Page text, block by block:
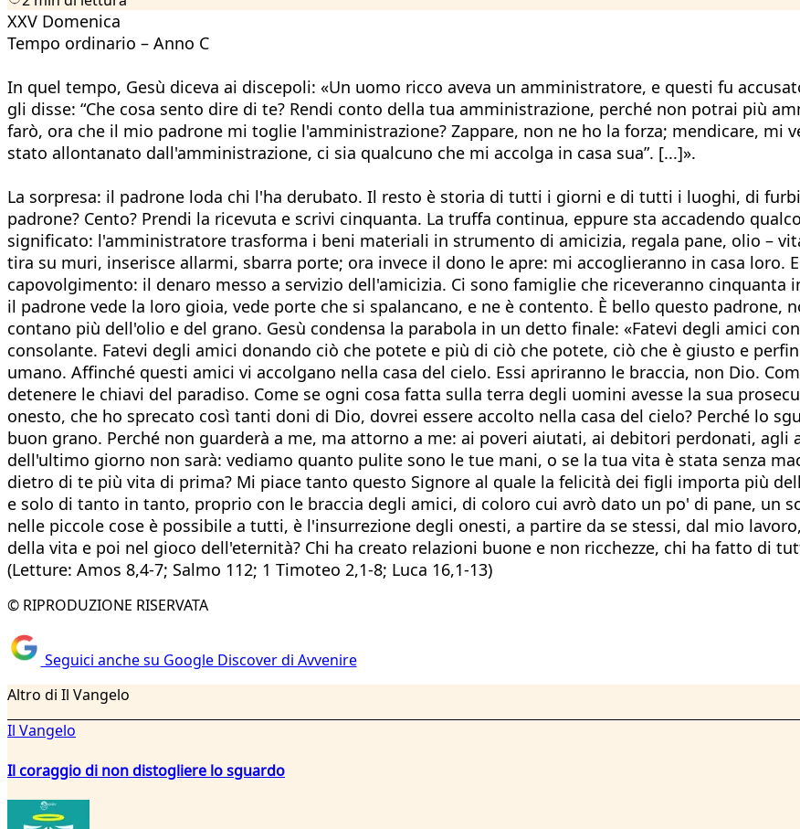
XXV Domenica
Tempo ordinario – Anno C
In quel tempo, Gesù diceva ai discepoli: «Un uomo ricco aveva un amministratore, e questi fu
gli disse: “Che cosa sento dire di te? Rendi conto della tua amministrazione, perché non potrai più
farò, ora che il mio padrone mi toglie l'amministrazione? Zappare, non ne ho la forza; mendicare, mi
stato allontanato dall'amministrazione, ci sia qualcuno che mi accolga in casa sua”. [...]».
La sorpresa: il padrone loda chi l'ha derubato. Il resto è storia di tutti i giorni e di tutti i luoghi, di
padrone? Cento? Prendi la ricevuta e scrivi cinquanta. La truffa continua, eppure sta accadendo
significato: l'amministratore trasforma i beni materiali in strumento di amicizia, regala pane, olio –
tira su muri, inserisce allarmi, sbarra porte; ora invece il dono le apre: mi accoglieranno in casa loro.
capovolgimento: il denaro messo a servizio dell'amicizia. Ci sono famiglie che riceveranno
il padrone vede la loro gioia, vede porte che si spalancano, e ne è contento. È bello questo padrone,
contano più dell'olio e del grano. Gesù condensa la parabola in un detto finale: «Fatevi degli amici
consolante. Fatevi degli amici donando ciò che potete e più di ciò che potete, ciò che è giusto e
umano. Affinché questi amici vi accolgano nella casa del cielo. Essi apriranno le braccia, non Dio.
detenere le chiavi del paradiso. Come se ogni cosa fatta sulla terra degli uomini avesse la sua
onesto, che ho sprecato così tanti doni di Dio, dovrei essere accolto nella casa del cielo? Perché lo
buon grano. Perché non guarderà a me, ma attorno a me: ai poveri aiutati, ai debitori perdonati, agli
dell'ultimo giorno non sarà: vediamo quanto pulite sono le tue mani, o se la tua vita è stata senza
dietro di te più vita di prima? Mi piace tanto questo Signore al quale la felicità dei figli importa più
e solo di tanto in tanto, proprio con le braccia degli amici, di coloro cui avrò dato un po' di pane, un
nelle piccole cose è possibile a tutti, è l'insurrezione degli onesti, a partire da se stessi, dal mio
della vita e poi nel gioco dell'eternità? Chi ha creato relazioni buone e non ricchezze, chi ha fatto di
(Letture: Amos 8,4-7; Salmo 112; 1 Timoteo 2,1-8; Luca 16,1-13)
© RIPRODUZIONE RISERVATA
Seguici anche su Google Discover di Avvenire
Altro di Il Vangelo
Il Vangelo
Il coraggio di non distogliere lo sguardo